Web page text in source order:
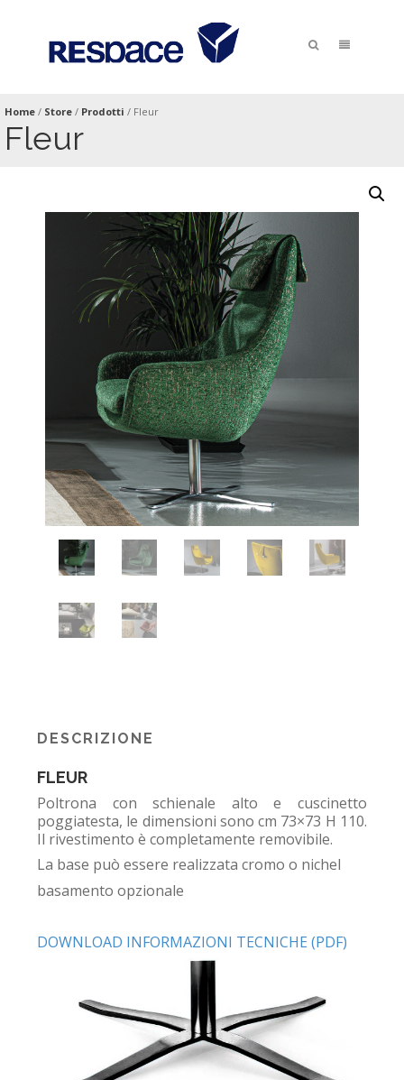
Home / Store / Prodotti / Fleur
Fleur
DESCRIZIONE
FLEUR
Poltrona con schienale alto e cuscinetto
poggiatesta, le dimensioni sono cm 73×73 H 110.
Il rivestimento è completamente removibile.
La base può essere realizzata cromo o nichel
basamento opzionale
DOWNLOAD INFORMAZIONI TECNICHE (PDF)